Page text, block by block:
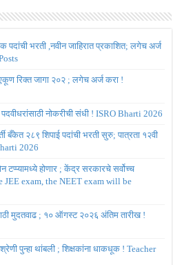
भरती ,नवीन जाहिरात प्रकाशित; लगेच अर्ज
रिक्त जागा २०२ ; लगेच अर्ज करा !
नोकरीची संधी ! ISRO Bharti 2026
बँकेत २८९ शिपाई पदांची भरती सुरु; पात्रता १२वी
2026
टप्प्यामध्ये होणार ; केंद्र सरकारचे सर्वोच्च
JEE exam, the NEET exam will be
मुदतवाढ ; १० ऑगस्ट २०२६ अंतिम तारीख !
पुन्हा थांबली ; शिक्षकांना धाकधूक ! Teacher